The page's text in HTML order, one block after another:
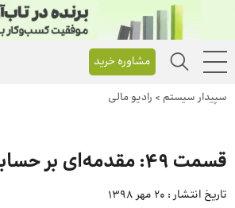
مشاوره خرید
سپیدار سیستم > رادیو مالی
قسمت 49: مقدمه‌ای بر حسابرسی بیمه
تاریخ انتشار : 20 مهر 1398